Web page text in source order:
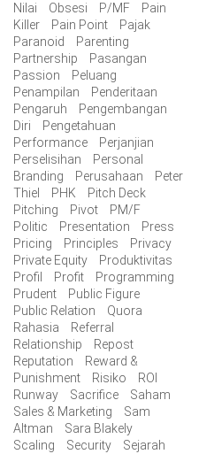
Nilai
Obsesi P/MF
Pain
Killer
Pain Point
Pajak
Paranoid
Parenting
Partnership
Pasangan
Passion
Peluang
Penampilan
Penderitaan
Pengaruh
Pengembangan
Diri
Pengetahuan
Performance
Perjanjian
Perselisihan
Personal
Branding
Perusahaan
Peter
Thiel
PHK
Pitch Deck
Pitching
Pivot
PM/F
Politic
Presentation
Press
Pricing
Principles
Privacy
Private Equity
Produktivitas
Profil
Profit
Programming
Prudent
Public Figure
Public Relation
Quora
Rahasia
Referral
Relationship
Repost
Reputation
Reward &
Punishment
Risiko
ROI
Runway
Sacrifice
Saham
Sales & Marketing
Sam
Altman
Sara Blakely
Scaling
Security
Sejarah